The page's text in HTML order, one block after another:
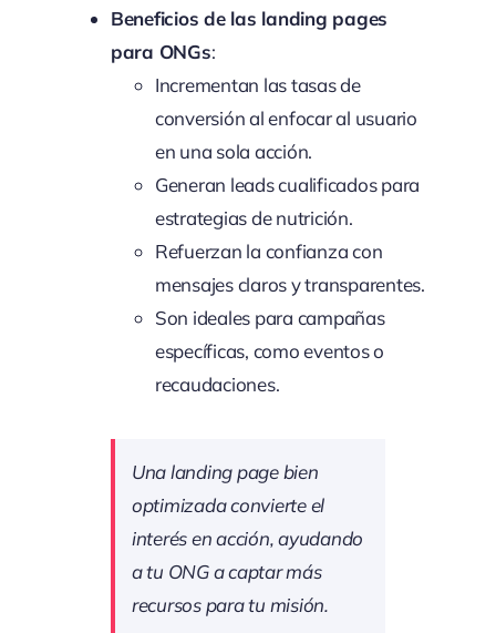
Beneficios de las landing pages
para ONGs:
Incrementan las tasas de
conversión al enfocar al usuario
en una sola acción.
Generan leads cualificados para
estrategias de nutrición.
Refuerzan la confianza con
mensajes claros y transparentes.
Son ideales para campañas
específicas, como eventos o
recaudaciones.
Una landing page bien
optimizada convierte el
interés en acción, ayudando
a tu ONG a captar más
recursos para tu misión.